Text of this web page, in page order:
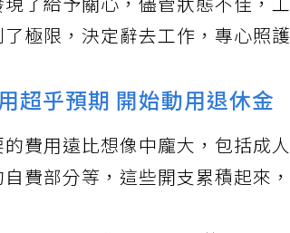
現了給予關心，儘管狀態不佳，
極限，決定辭去工作，專心照
超乎預期 開始動用退休金
的費用遠比想像中龐大，包括成
費部分等，這些開支累積起來